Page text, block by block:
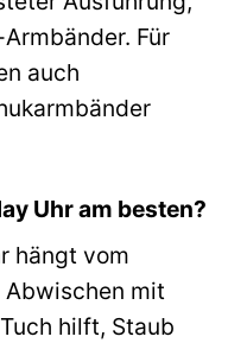
Für
auch
Uhr am besten?
hängt vom
Abwischen mit
hilft, Staub